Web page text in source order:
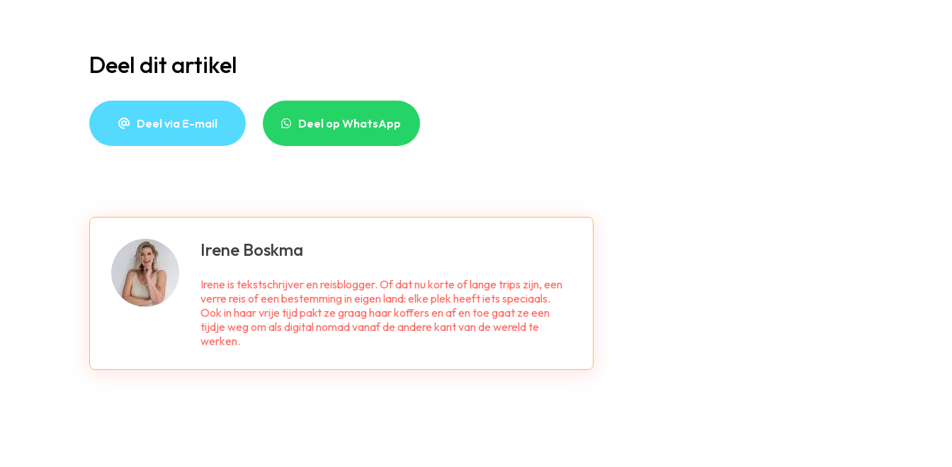
Deel dit artikel
Deel via E-mail Deel op WhatsApp
Irene Boskma
Irene is tekstschrijver en reisblogger. Of dat nu korte of lange trips zijn, een
verre reis of een bestemming in eigen land: elke plek heeft iets speciaals.
Ook in haar vrije tijd pakt ze graag haar koffers en af en toe gaat ze een
tijdje weg om als digital nomad vanaf de andere kant van de wereld te
werken.